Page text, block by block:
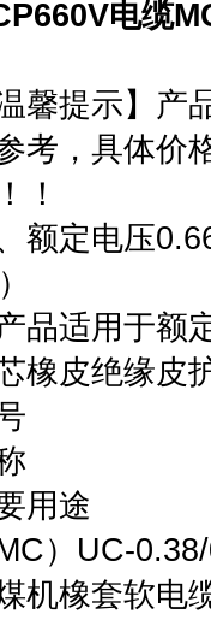
电缆
温馨提示】
考，具体价
！
额定电压
品适用于额
橡皮绝缘皮
用途
MC）UC-
机橡套软电